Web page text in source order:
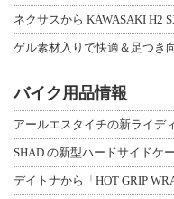
ネクサスから KAWASAKI H2
バイク用品情報
SHAD の新型ハードサイドケ
デイトナから「HOT GRIP